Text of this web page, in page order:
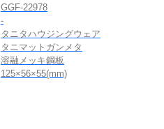
GGF-22978
-
タニタハウジングウェア
タニマットガンメタ
溶融メッキ鋼板
125×56×55(mm)